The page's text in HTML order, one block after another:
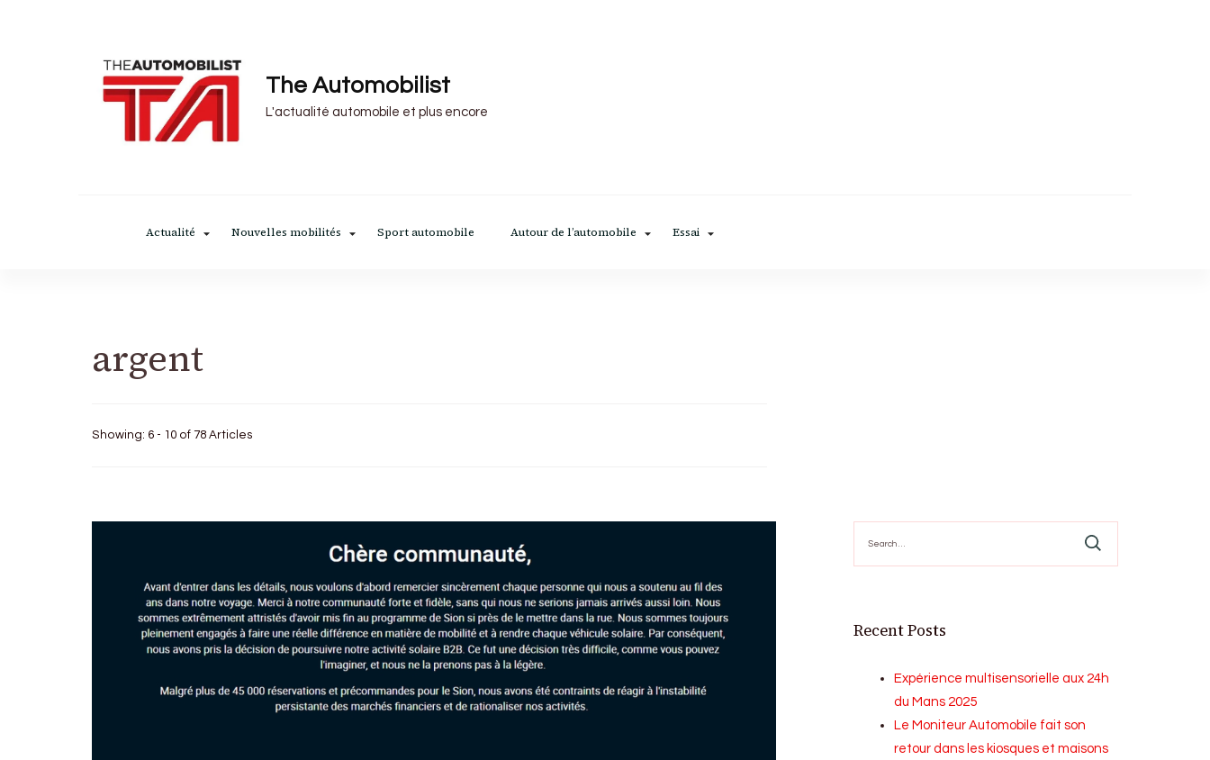
The Automobilist
L'actualité automobile et plus encore
Actualité Nouvelles mobilités Sport automobile Autour de l’automobile Essai
argent
Showing: 6 - 10 of 78 Articles
for:
Recent Posts
Expérience multisensorielle aux 24h
du Mans 2025
Le Moniteur Automobile fait son
retour dans les kiosques et maisons